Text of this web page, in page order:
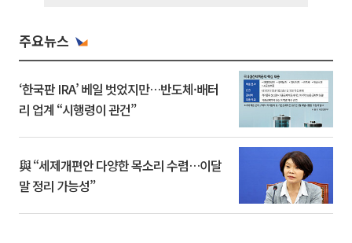
주요뉴스
‘한국판 IRA’ 베일 벗었지만…반도체·배터
리 업계 “시행령이 관건”
與 “세제개편안 다양한 목소리 수렴…이달
말 정리 가능성”